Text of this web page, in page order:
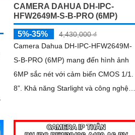
CAMERA DAHUA DH-IPC-
HFW2649M-S-B-PRO (6MP)
5%-35%
4,430,000 ₫
Camera Dahua DH-IPC-HFW2649M-
S-B-PRO (6MP) mang đến hình ảnh
6MP sắc nét với cảm biến CMOS 1/1.
8”. Khả năng Starlight và công nghệ